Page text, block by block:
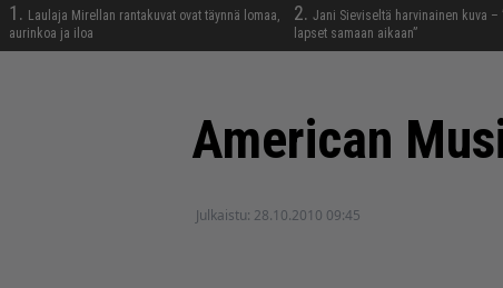
1. Laulaja Mirellan rantakuvat ovat täynnä lomaa,
aurinkoa ja iloa
2. Jani Sieviseltä harvinainen kuva –
lapset samaan aikaan”
American
Julkaistu: 28.10.2010 09:45